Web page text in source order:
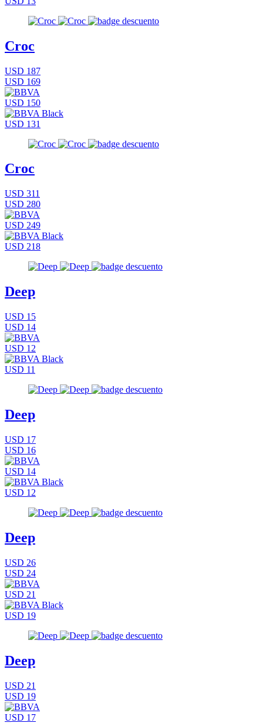
Croc
USD 187
USD 169
USD 150
USD 131
Croc
USD 311
USD 280
USD 249
USD 218
Deep
USD 15
USD 14
USD 12
USD 11
Deep
USD 17
USD 16
USD 14
USD 12
Deep
USD 26
USD 24
USD 21
USD 19
Deep
USD 21
USD 19
USD 17